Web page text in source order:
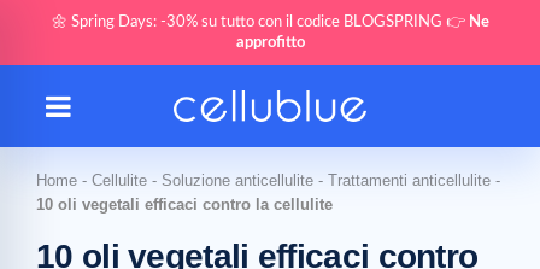
🌼 Spring Days: -30% su tutto con il codice BLOGSPRING 👉 Ne
approfitto
Home - Cellulite - Soluzione anticellulite - Trattamenti anticellulite -
10 oli vegetali efficaci contro la cellulite
10 oli vegetali efficaci contro